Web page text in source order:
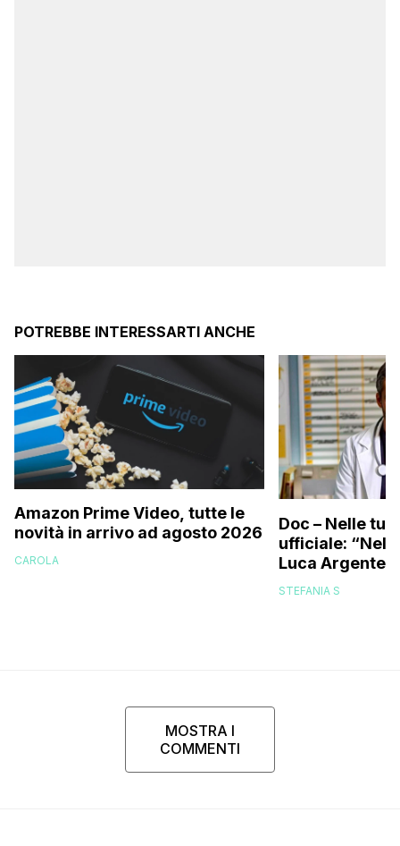
POTREBBE INTERESSARTI ANCHE
Amazon Prime Video, tutte le
novità in arrivo ad agosto 2026
CAROLA
Doc – Nelle
ufficiale:
Luca
STEFANIA S
MOSTRA I
COMMENTI